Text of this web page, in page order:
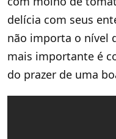
delícia com seus
não importa o nível
mais importante é
do prazer de uma